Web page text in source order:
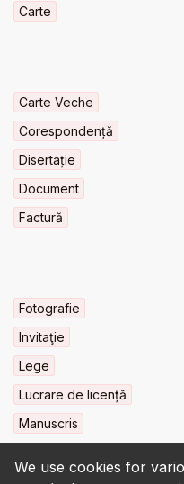
We use cookies for
Carte
Carte Veche
Corespondență
Disertație
Document
Factură
Fotografie
Invitaţie
Lege
Lucrare de licență
Manuscris